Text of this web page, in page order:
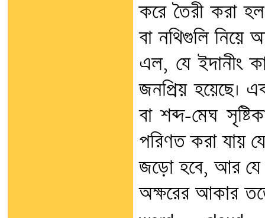
করে তৈরী করা
বা নথিগুলি নিয়ে
এল, যে ইদানীং
জনপ্রিয় হয়েছে।
বা শব্দ-মেঘ
পরিণত করা যায়
জড়ো হবে, আর যে
অক্ষরের আকার